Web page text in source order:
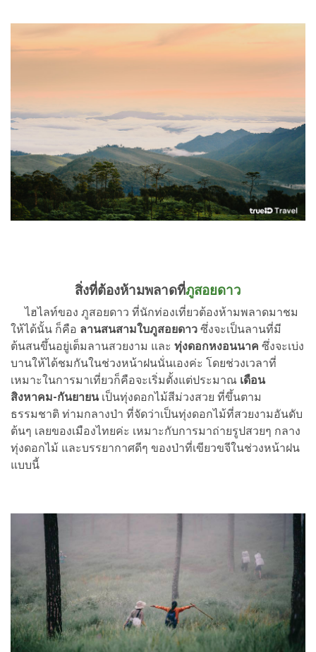
สิ่งที่ต้องห้ามพลาดที่ภูสอยดาว
ไฮไลท์ของ ภูสอยดาว ที่นักท่องเที่ยวต้องห้ามพลาดมาชม
ให้ได้นั้น ก็คือ ลานสนสามใบภูสอยดาว ซึ่งจะเป็นลานที่มี
ต้นสนขึ้นอยู่เต็มลานสวยงาม และ ทุ่งดอกหงอนนาค ซึ่งจะเบ่ง
บานให้ได้ชมกันในช่วงหน้าฝนนั่นเองค่ะ โดยช่วงเวลาที่
เหมาะในการมาเที่ยวก็คือจะเริ่มตั้งแต่ประมาณ เดือน
สิงหาคม-กันยายน เป็นทุ่งดอกไม้สีม่วงสวย ที่ขึ้นตาม
ธรรมชาติ ท่ามกลางป่า ที่จัดว่าเป็นทุ่งดอกไม้ที่สวยงามอันดับ
ต้นๆ เลยของเมืองไทยค่ะ เหมาะกับการมาถ่ายรูปสวยๆ กลาง
ทุ่งดอกไม้ และบรรยากาศดีๆ ของป่าที่เขียวขจีในช่วงหน้าฝน
แบบนี้